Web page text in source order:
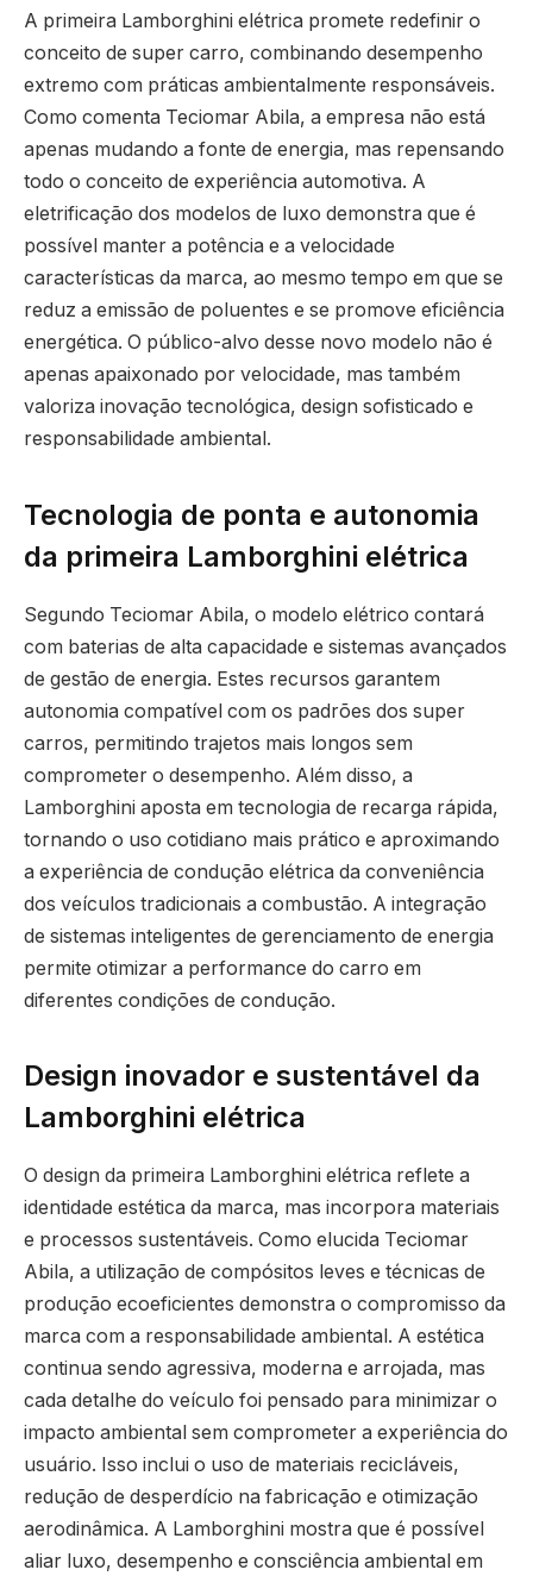
A primeira Lamborghini elétrica promete redefinir o
conceito de super carro, combinando desempenho
extremo com práticas ambientalmente responsáveis.
Como comenta Teciomar Abila, a empresa não está
apenas mudando a fonte de energia, mas repensando
todo o conceito de experiência automotiva. A
eletrificação dos modelos de luxo demonstra que é
possível manter a potência e a velocidade
características da marca, ao mesmo tempo em que se
reduz a emissão de poluentes e se promove eficiência
energética. O público-alvo desse novo modelo não é
apenas apaixonado por velocidade, mas também
valoriza inovação tecnológica, design sofisticado e
responsabilidade ambiental.
Tecnologia de ponta e autonomia
da primeira Lamborghini elétrica
Segundo Teciomar Abila, o modelo elétrico contará
com baterias de alta capacidade e sistemas avançados
de gestão de energia. Estes recursos garantem
autonomia compatível com os padrões dos super
carros, permitindo trajetos mais longos sem
comprometer o desempenho. Além disso, a
Lamborghini aposta em tecnologia de recarga rápida,
tornando o uso cotidiano mais prático e aproximando
a experiência de condução elétrica da conveniência
dos veículos tradicionais a combustão. A integração
de sistemas inteligentes de gerenciamento de energia
permite otimizar a performance do carro em
diferentes condições de condução.
Design inovador e sustentável da
Lamborghini elétrica
O design da primeira Lamborghini elétrica reflete a
identidade estética da marca, mas incorpora materiais
e processos sustentáveis. Como elucida Teciomar
Abila, a utilização de compósitos leves e técnicas de
produção ecoeficientes demonstra o compromisso da
marca com a responsabilidade ambiental. A estética
continua sendo agressiva, moderna e arrojada, mas
cada detalhe do veículo foi pensado para minimizar o
impacto ambiental sem comprometer a experiência do
usuário. Isso inclui o uso de materiais recicláveis,
redução de desperdício na fabricação e otimização
aerodinâmica. A Lamborghini mostra que é possível
aliar luxo, desempenho e consciência ambiental em